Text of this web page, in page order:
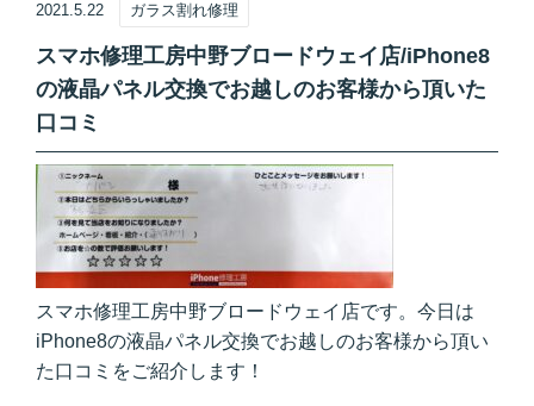
2021.5.22 ガラス割れ修理
スマホ修理工房中野ブロードウェイ店/iPhone8
の液晶パネル交換でお越しのお客様から頂いた
口コミ
スマホ修理工房中野ブロードウェイ店です。今日は
iPhone8の液晶パネル交換でお越しのお客様から頂い
た口コミをご紹介します！